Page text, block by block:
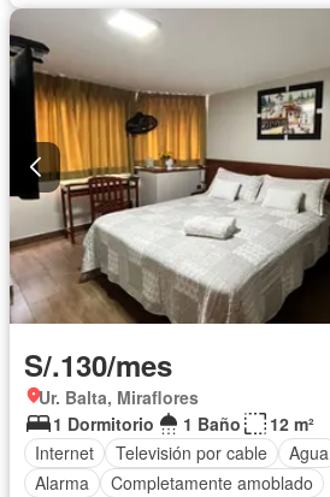
S/.130/mes
Ur. Balta, Miraflores
1 Dormitorio
1 Baño
12 m²
Internet
Televisión por cable Agua
Alarma
Completamente amoblado